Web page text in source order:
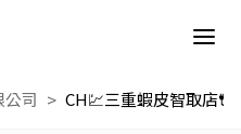
司